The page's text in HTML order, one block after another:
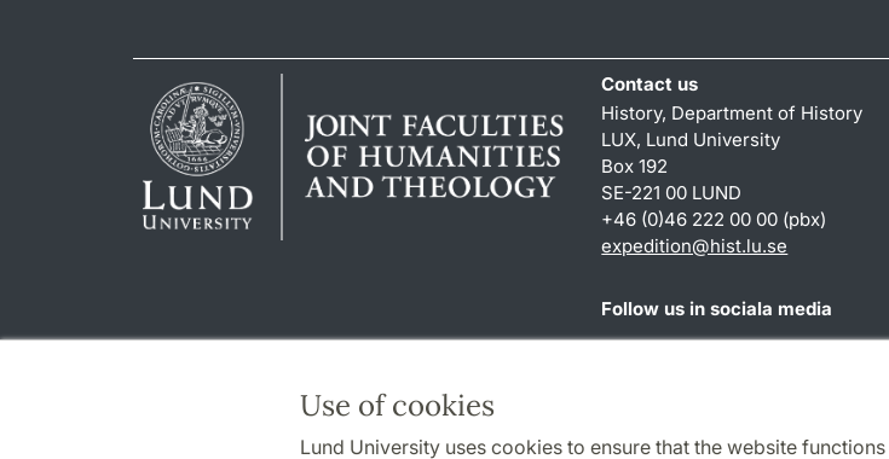
Use of cookies
Lund University uses cookies to ensure that the website
Contact us
History, Department of History
LUX, Lund University
Box 192
SE-221 00 LUND
+46 (0)46 222 00 00 (pbx)
expedition@hist.lu.se
Follow us in sociala media